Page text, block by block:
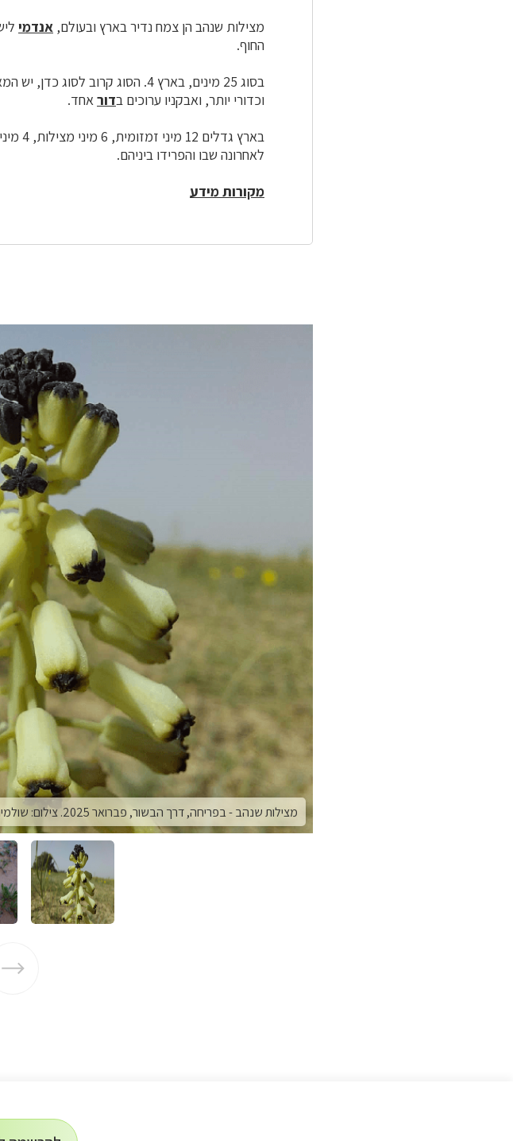
מצילות שנהב הן צמח נדיר בארץ ובעולם, אנדמי
החוף.
בסוג 25 מינים, בארץ 4. הסוג
וכדורי יותר, ואבקניו ערוכים בדוראחד.
בארץ
לאחרונה שבו והפרידו ביניהם.
מקורות מידע
מצילות שנהב - בפריחה, דרך הבשור, פברואר 2025. צילום: שולמית ארינוס